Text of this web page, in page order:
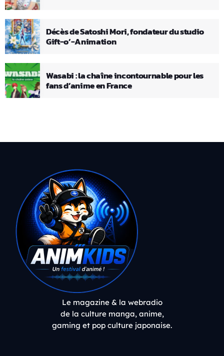
Décès de Satoshi Mori, fondateur du studio
Gift-o’-Animation
Wasabi : la chaîne incontournable pour les
fans d’anime en France
Le magazine & la webradio
de la culture manga, anime,
gaming et pop culture japonaise.